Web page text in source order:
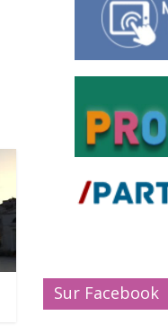
Sur Facebook